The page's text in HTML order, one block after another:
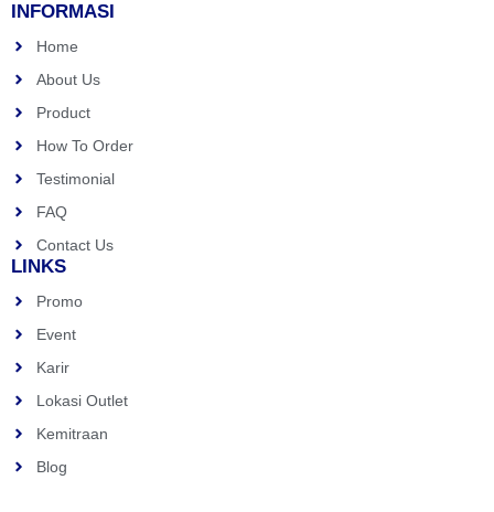
INFORMASI
Home
About Us
Product
How To Order
Testimonial
FAQ
Contact Us
LINKS
Promo
Event
Karir
Lokasi Outlet
Kemitraan
Blog